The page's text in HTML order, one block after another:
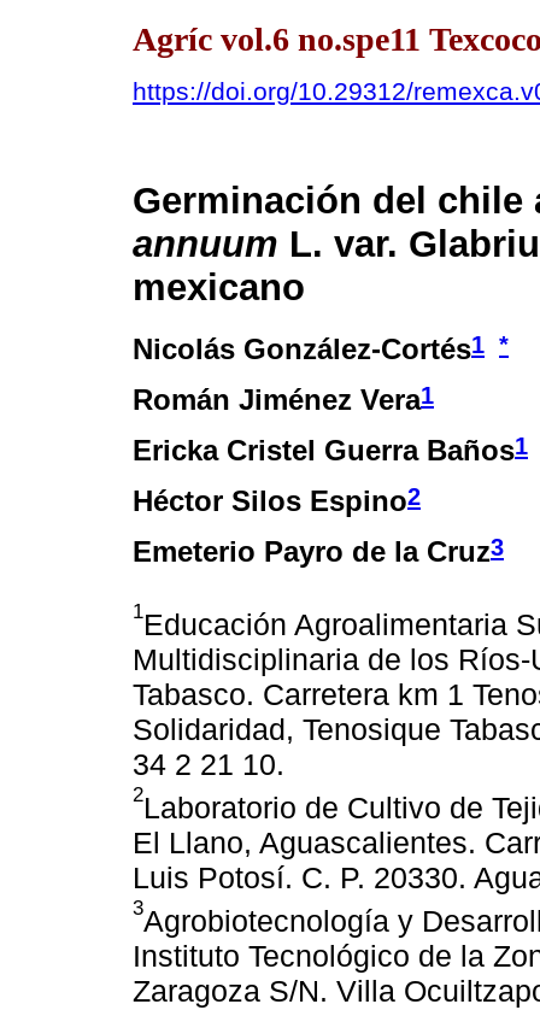
Agríc vol.6 no.spe11
https://doi.org/10.29312/
Germinación del chile
annuum L. var.
mexicano
Nicolás González-Cortés1 *
Román Jiménez Vera1
Ericka Cristel Guerra Baños1
Héctor Silos Espino2
Emeterio Payro de la Cruz3
1Educación Agroalimentaria
Multidisciplinaria de los
Tabasco. Carretera km 1
Solidaridad, Tenosique
34 2 21 10.
2Laboratorio de Cultivo de
El Llano, Aguascalientes.
Luis Potosí. C. P. 20330.
3Agrobiotecnología y
Instituto Tecnológico de la
Zaragoza S/N. Villa